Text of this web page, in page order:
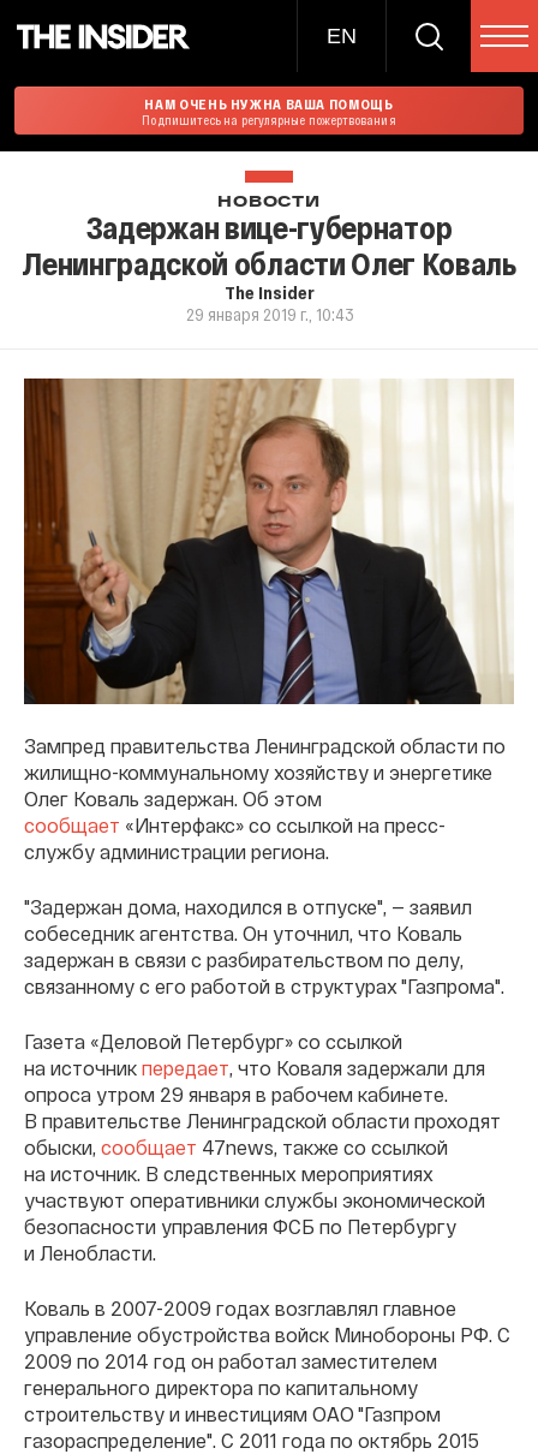
EN
НАМ ОЧЕНЬ НУЖНА ВАША ПОМОЩЬ
Подпишитесь на регулярные пожертвования
НОВОСТИ
Задержан вице-губернатор
Ленинградской области Олег Коваль
The Insider
29 января 2019 г., 10:43
Зампред правительства Ленинградской области по
жилищно-коммунальному хозяйству и энергетике
Олег Коваль задержан. Об этом
сообщает «Интерфакс» со ссылкой на пресс-
службу администрации региона.
"Задержан дома, находился в отпуске", — заявил
собеседник агентства. Он уточнил, что Коваль
задержан в связи с разбирательством по делу,
связанному с его работой в структурах "Газпрома".
Газета «Деловой Петербург» со ссылкой
на источник передает, что Коваля задержали для
опроса утром 29 января в рабочем кабинете.
В правительстве Ленинградской области проходят
обыски, сообщает 47news, также со ссылкой
на источник. В следственных мероприятиях
участвуют оперативники службы экономической
безопасности управления ФСБ по Петербургу
и Ленобласти.
Коваль в 2007-2009 годах возглавлял главное
управление обустройства войск Минобороны РФ. С
2009 по 2014 год он работал заместителем
генерального директора по капитальному
строительству и инвестициям ОАО "Газпром
газораспределение". С 2011 года по октябрь 2015